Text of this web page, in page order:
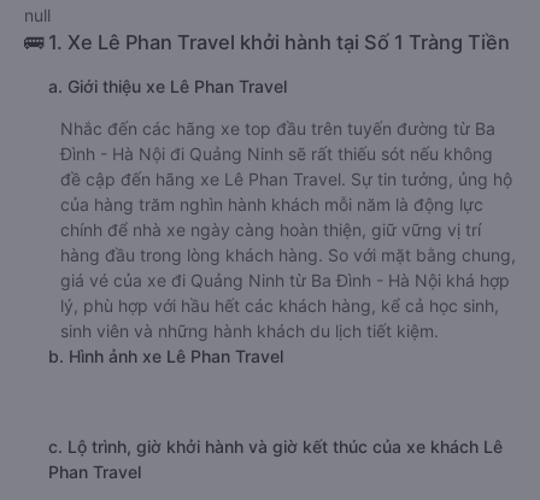
null
🚌 1. Xe Lê Phan Travel khởi hành tại Số 1 Tràng Tiền
a. Giới thiệu xe Lê Phan Travel
Nhắc đến các hãng xe top đầu trên tuyến đường từ Ba
Đình - Hà Nội đi Quảng Ninh sẽ rất thiếu sót nếu không
đề cập đến hãng xe Lê Phan Travel. Sự tin tưởng, ủng hộ
của hàng trăm nghìn hành khách mỗi năm là động lực
chính để nhà xe ngày càng hoàn thiện, giữ vững vị trí
hàng đầu trong lòng khách hàng. So với mặt bằng chung,
giá vé của xe đi Quảng Ninh từ Ba Đình - Hà Nội khá hợp
lý, phù hợp với hầu hết các khách hàng, kể cả học sinh,
sinh viên và những hành khách du lịch tiết kiệm.
b. Hình ảnh xe Lê Phan Travel
c. Lộ trình, giờ khởi hành và giờ kết thúc của xe khách Lê
Phan Travel